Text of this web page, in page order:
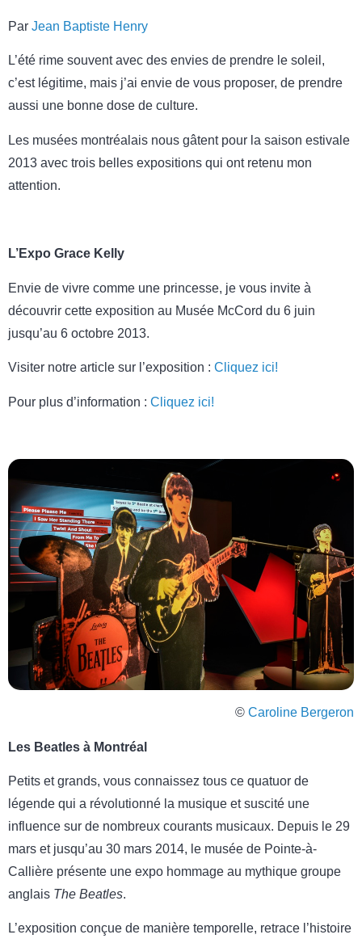
Par Jean Baptiste Henry
L’été rime souvent avec des envies de prendre le soleil,
c’est légitime, mais j’ai envie de vous proposer, de prendre
aussi une bonne dose de culture.
Les musées montréalais nous gâtent pour la saison estivale
2013 avec trois belles expositions qui ont retenu mon
attention.
L’Expo Grace Kelly
Envie de vivre comme une princesse, je vous invite à
découvrir cette exposition au Musée McCord du 6 juin
jusqu’au 6 octobre 2013.
Visiter notre article sur l’exposition : Cliquez ici!
Pour plus d’information : Cliquez ici!
© Caroline Bergeron
Les Beatles à Montréal
Petits et grands, vous connaissez tous ce quatuor de
légende qui a révolutionné la musique et suscité une
influence sur de nombreux courants musicaux. Depuis le 29
mars et jusqu’au 30 mars 2014, le musée de Pointe-à-
Callière présente une expo hommage au mythique groupe
anglais The Beatles.
L’exposition conçue de manière temporelle, retrace l’histoire